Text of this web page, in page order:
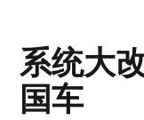
系统大
国车